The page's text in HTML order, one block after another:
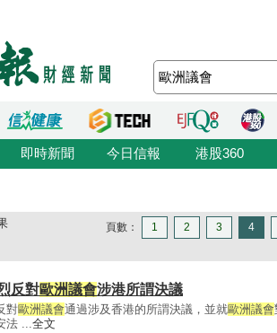
即時新聞 今日信報 港股360
頁數： 1 2 3 4
反對歐洲議會涉港所謂決議
對歐洲議會通過涉及香港的所謂決議，並就歐洲議會
法 ...全文